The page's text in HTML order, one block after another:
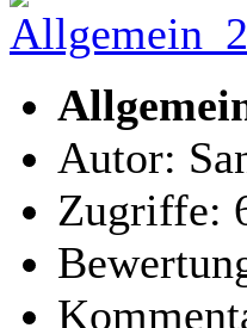
Autor:
Zugriffe: